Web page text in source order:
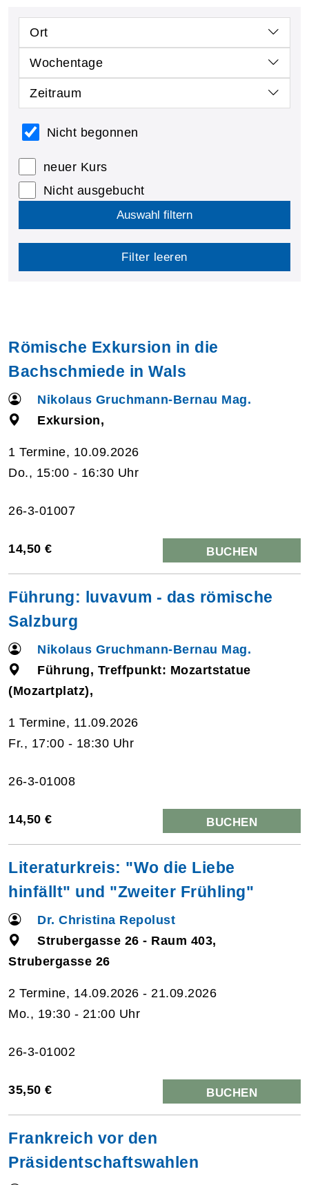
Ort
Wochentage
Zeitraum
Nicht begonnen
neuer Kurs
Nicht ausgebucht
Auswahl filtern
Filter leeren
Römische Exkursion in die
Bachschmiede in Wals
Nikolaus Gruchmann-Bernau Mag.
Exkursion,
1 Termine, 10.09.2026
Do., 15:00 - 16:30 Uhr
26-3-01007
14,50 € BUCHEN
Führung: luvavum - das römische
Salzburg
Nikolaus Gruchmann-Bernau Mag.
Führung, Treffpunkt: Mozartstatue
(Mozartplatz),
1 Termine, 11.09.2026
Fr., 17:00 - 18:30 Uhr
26-3-01008
14,50 € BUCHEN
Literaturkreis: "Wo die Liebe
hinfällt" und "Zweiter Frühling"
Dr. Christina Repolust
Strubergasse 26 - Raum 403,
Strubergasse 26
2 Termine, 14.09.2026 - 21.09.2026
Mo., 19:30 - 21:00 Uhr
26-3-01002
35,50 € BUCHEN
Frankreich vor den
Präsidentschaftswahlen